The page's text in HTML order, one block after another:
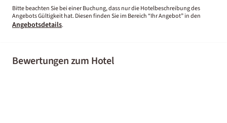
Bitte beachten Sie bei einer Buchung, dass nur die Hotelbeschreibung des
Angebots Gültigkeit hat. Diesen finden Sie im Bereich “Ihr Angebot” in den
Angebotsdetails.
Bewertungen zum Hotel